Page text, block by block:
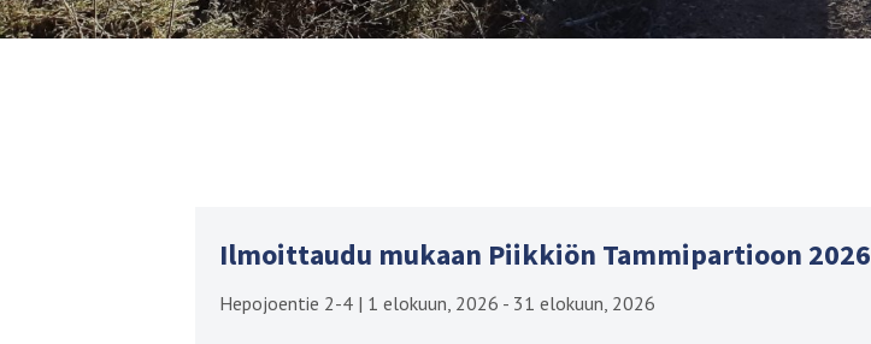
Ilmoittaudu mukaan Piikkiön Tammipartioon 2026
Hepojoentie 2-4 | 1 elokuun, 2026 - 31 elokuun, 2026